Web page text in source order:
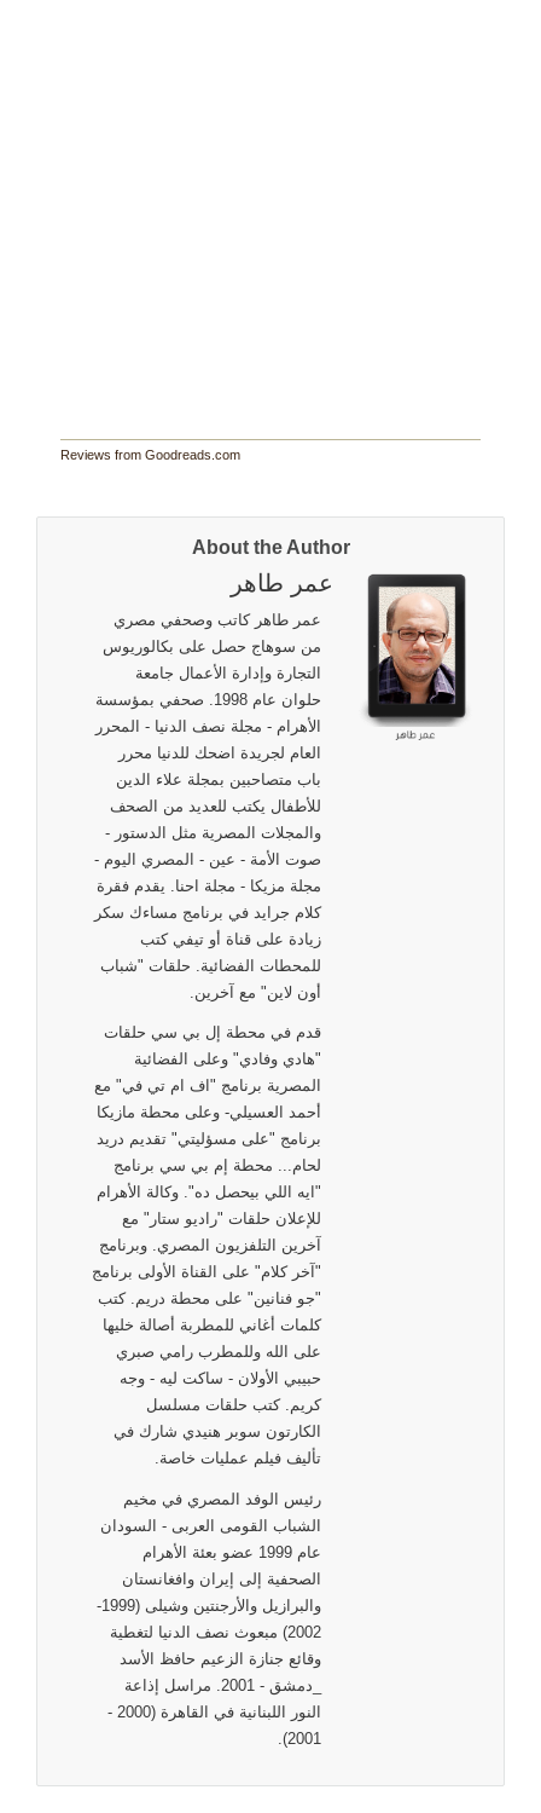
Reviews from Goodreads.com
About the Author
عمر طاهر
عمر طاهر كاتب وصحفي مصري
من سوهاج حصل على بكالوريوس
التجارة وإدارة الأعمال جامعة
حلوان عام 1998. صحفي بمؤسسة
الأهرام - مجلة نصف الدنيا - المحرر
العام لجريدة اضحك للدنيا محرر
باب متصاحبين بمجلة علاء الدين
للأطفال يكتب للعديد من الصحف
والمجلات المصرية مثل الدستور -
صوت الأمة - عين - المصري اليوم -
مجلة مزيكا - مجلة احنا. يقدم فقرة
كلام جرايد في برنامج مساءك سكر
زيادة على قناة أو تيفي كتب
للمحطات الفضائية. حلقات "شباب
أون لاين" مع آخرين.
قدم في محطة إل بي سي حلقات
"هادي وفادي" وعلى الفضائية
المصرية برنامج "اف ام تي في" مع
أحمد العسيلي- وعلى محطة مازيكا
برنامج "على مسؤليتي" تقديم دريد
لحام... محطة إم بي سي برنامج
"ايه اللي بيحصل ده". وكالة الأهرام
للإعلان حلقات "راديو ستار" مع
آخرين التلفزيون المصري. وبرنامج
"آخر كلام" على القناة الأولى برنامج
"جو فنانين" على محطة دريم. كتب
كلمات أغاني للمطربة أصالة خليها
على الله وللمطرب رامي صبري
حبيبي الأولان - ساكت ليه - وجه
كريم. كتب حلقات مسلسل
الكارتون سوبر هنيدي شارك في
تأليف فيلم عمليات خاصة.
رئيس الوفد المصري في مخيم
الشباب القومى العربى - السودان
عام 1999 عضو بعئة الأهرام
الصحفية إلى إيران وافغانستان
والبرازيل والأرجنتين وشيلى (1999-
2002) مبعوث نصف الدنيا لتغطية
وقائع جنازة الزعيم حافظ الأسد
_دمشق - 2001. مراسل إذاعة
النور اللبنانية في القاهرة (2000 -
2001).